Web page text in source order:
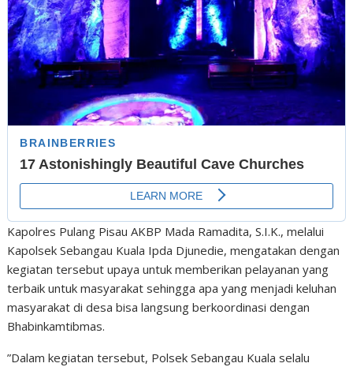
Kapolres Pulang Pisau AKBP Mada Ramadita, S.I.K., melalui
Kapolsek Sebangau Kuala Ipda Djunedie, mengatakan dengan
kegiatan tersebut upaya untuk memberikan pelayanan yang
terbaik untuk masyarakat sehingga apa yang menjadi keluhan
masyarakat di desa bisa langsung berkoordinasi dengan
Bhabinkamtibmas.
”Dalam kegiatan tersebut, Polsek Sebangau Kuala selalu